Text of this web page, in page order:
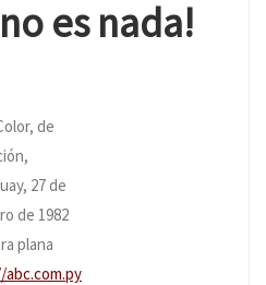
es nada!
de
27 de
de 1982
plana